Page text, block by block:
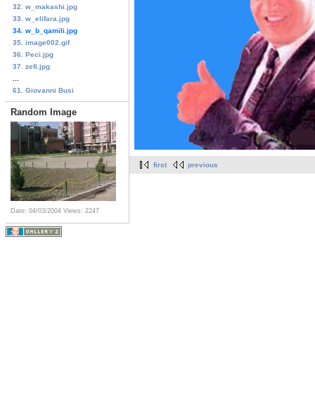
32. w_makashi.jpg
33. w_elifara.jpg
34. w_b_qamili.jpg
35. image002.gif
36. Peci.jpg
37. zefi.jpg
61. Giovanni Busi
Random Image
Date: 04/03/2004 Views: 2247
first previous